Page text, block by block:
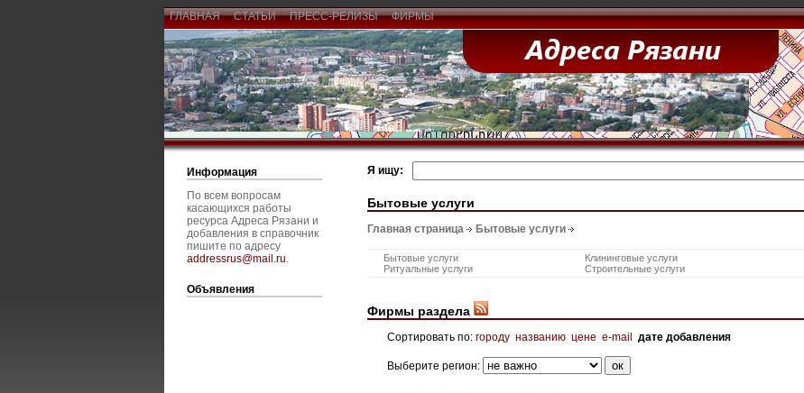
ГЛАВНАЯ СТАТЬИ ПРЕСС-РЕЛИЗЫ ФИРМЫ
Информация
По всем вопросам
касающихся работы
ресурса Адреса Рязани и
добавления в справочник
пишите по адресу
addressrus@mail.ru.
Объявления
Я ищу:
Бытовые услуги
Главная страница Бытовые услуги
Бытовые услуги Клининговые услуги
Ритуальные услуги
Строительные услуги
Фирмы раздела
Сортировать по: городу названию цене e-mail дате добавления
Выберите регион: